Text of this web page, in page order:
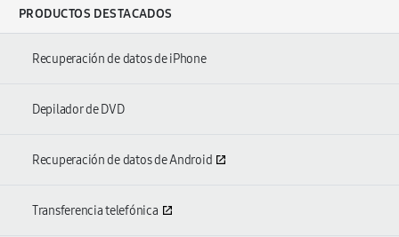
PRODUCTOS DESTACADOS
Recuperación de datos de iPhone
Depilador de DVD
Recuperación de datos de Android
Transferencia telefónica